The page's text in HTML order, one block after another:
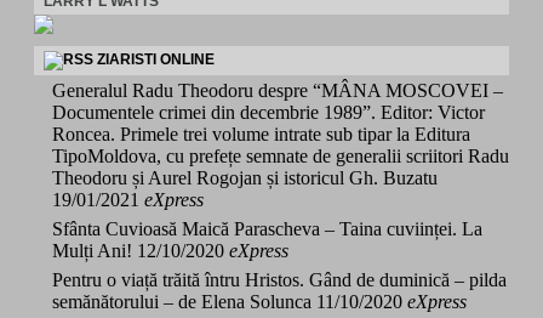
ZIARISTI ONLINE
Generalul Radu Theodoru despre “MÂNA MOSCOVEI –
Documentele crimei din decembrie 1989”. Editor: Victor
Roncea. Primele trei volume intrate sub tipar la Editura
TipoMoldova, cu prefețe semnate de generalii scriitori Radu
Theodoru și Aurel Rogojan și istoricul Gh. Buzatu
19/01/2021 eXpress
Sfânta Cuvioasă Maică Parascheva – Taina cuviinței. La
Mulți Ani! 12/10/2020 eXpress
Pentru o viață trăită întru Hristos. Gând de duminică – pilda
semănătorului – de Elena Solunca 11/10/2020 eXpress